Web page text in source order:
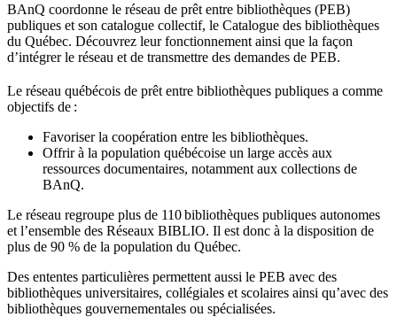
BAnQ coordonne le réseau de prêt entre bibliothèques (PEB)
publiques et son catalogue collectif, le Catalogue des bibliothèques
du Québec. Découvrez leur fonctionnement ainsi que la façon
d’intégrer le réseau et de transmettre des demandes de PEB.
Le réseau québécois de prêt entre bibliothèques publiques a comme
objectifs de :
Favoriser la coopération entre les bibliothèques.
Offrir à la population québécoise un large accès aux
ressources documentaires, notamment aux collections de
BAnQ.
Le réseau regroupe plus de 110bibliothèques publiques autonomes
et l’ensemble des Réseaux BIBLIO. Il est donc à la disposition de
plus de 90 % de la population du Québec.
Des ententes particulières permettent aussi le PEB avec des
bibliothèques universitaires, collégiales et scolaires ainsi qu’avec des
bibliothèques gouvernementales ou spécialisées.